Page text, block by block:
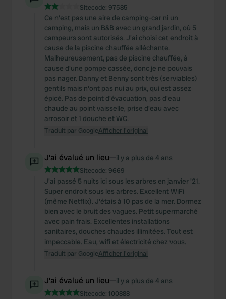
Sitecode: 97585
Ce n'est pas une aire de camping-car ni un
camping, mais un B&B avec un grand jardin, où 5
campeurs sont autorisés. J'ai choisi cet endroit à
cause de la piscine chauffée alléchante.
Malheureusement, pas de piscine chauffée, à
cause d'une pompe cassée, donc je ne pouvais
pas nager. Danny et Benny sont très (serviables)
gentils mais n'ont pas nui au prix, qui est assez
épicé. Pas de point d'évacuation, pas d'eau
chaude au point vaisselle, prise d'eau avec
arrosoir et 1 douche et WC.
Traduit par GoogleAfficher l'original
J'ai évalué un lieu—il y a plus de 4 ans
Sitecode: 9669
J'ai passé 5 nuits ici sous les arbres en janvier '21.
Super endroit sous les arbres. Excellent WiFi
(même Netflix). J'étais à 10 pas de la mer. Dormez
bien avec le bruit des vagues. Petit supermarché
avec pain frais. Excellentes installations
sanitaires, douches chaudes illimitées. Tout est
impeccable. Eau, wifi et électricité chez vous.
Traduit par GoogleAfficher l'original
J'ai évalué un lieu—il y a plus de 4 ans
Sitecode: 100888